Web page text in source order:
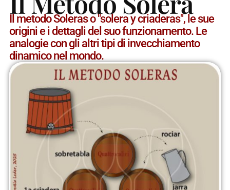
Il metodo Soleras o "solera y criaderas", le sue
origini e i dettagli del suo funzionamento. Le
analogie con gli altri tipi di invecchiamento
dinamico nel mondo.